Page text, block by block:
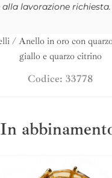
alla lavorazione richiesta.
/ Anello in oro con
giallo e quarzo citrino
Codice: 33778
In